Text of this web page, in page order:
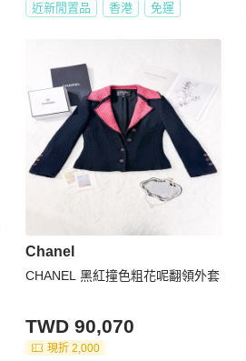
近新閒置品 香港 免運
Chanel
CHANEL 黑紅撞色粗花呢翻領外套
TWD 90,070
現折 2,000